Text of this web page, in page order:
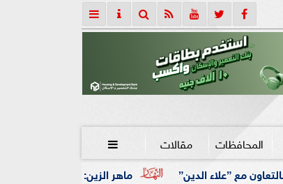
المحافظات مقالات 
ماهر الزين: 25 حافلة تُعيد 1250 سودانيًا ضمن الفوج الـ41.. والالتزام بوثائق السفر عزز انسيابية العودة الطوعية